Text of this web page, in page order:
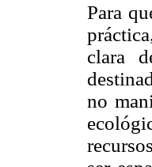
Para
clara
no